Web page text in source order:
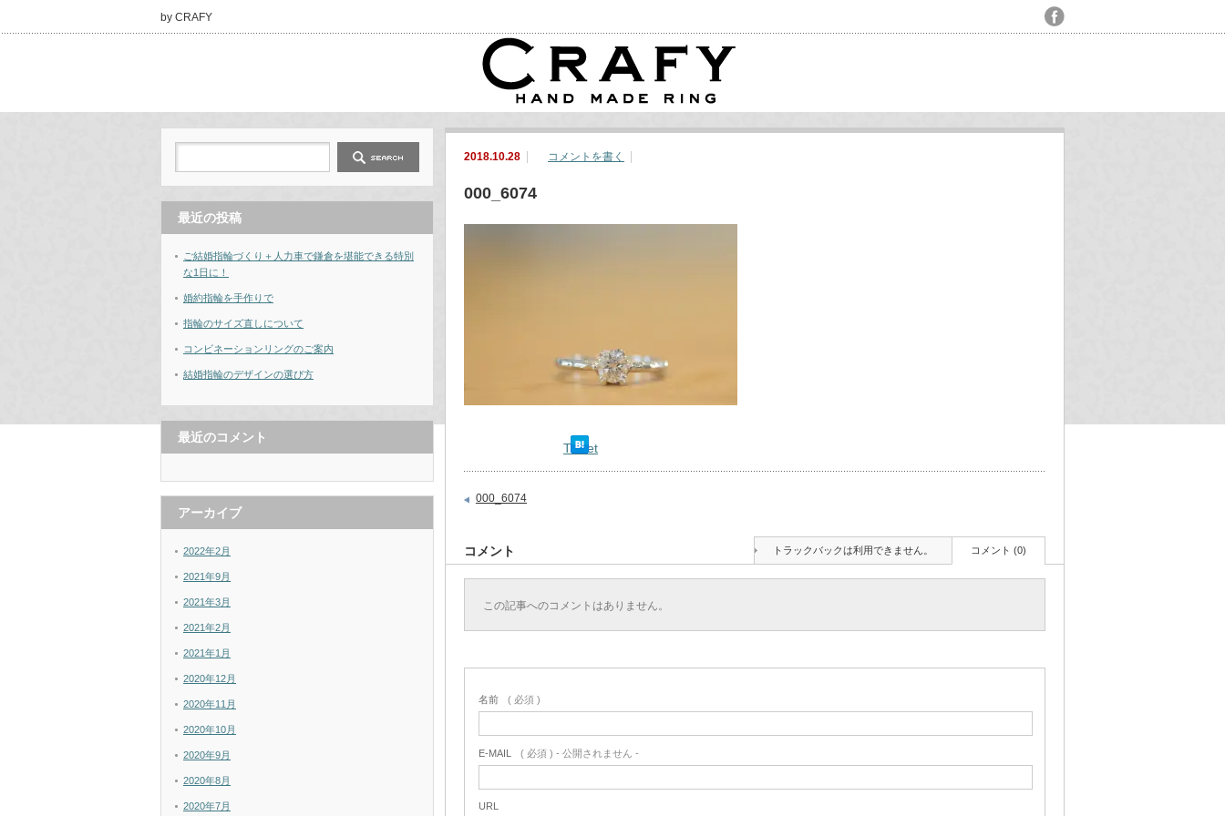
by CRAFY
2018.10.28 コメントを書く
000_6074
Tweet
000_6074
コメント トラックバックは利用できません。 コメント (0)
この記事へのコメントはありません。
名前 ( 必須 )
E-MAIL ( 必須 ) - 公開されません -
URL
最近の投稿
ご結婚指輪づくり＋人力車で鎌倉を堪能できる特別
な1日に！
婚約指輪を手作りで
指輪のサイズ直しについて
コンビネーションリングのご案内
結婚指輪のデザインの選び方
最近のコメント
アーカイブ
2022年2月
2021年9月
2021年3月
2021年2月
2021年1月
2020年12月
2020年11月
2020年10月
2020年9月
2020年8月
2020年7月